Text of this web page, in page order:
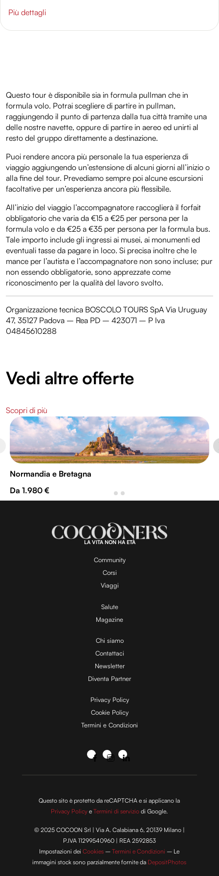
Più dettagli
Questo tour è disponibile sia in formula pullman che in
formula volo. Potrai scegliere di partire in pullman,
raggiungendo il punto di partenza dalla tua città tramite una
delle nostre navette, oppure di partire in aereo ed unirti al
resto del gruppo direttamente a destinazione.
Puoi rendere ancora più personale la tua esperienza di
viaggio aggiungendo un’estensione di alcuni giorni all’inizio o
alla fine del tour. Prevediamo sempre poi alcune escursioni
facoltative per un’esperienza ancora più flessibile.
All’inizio del viaggio l’accompagnatore raccoglierà il forfait
obbligatorio che varia da €15 a €25 per persona per la
formula volo e da €25 a €35 per persona per la formula bus.
Tale importo include gli ingressi ai musei, ai monumenti ed
eventuali tasse da pagare in loco. Si precisa inoltre che le
mance per l’autista e l’accompagnatore non sono incluse; pur
non essendo obbligatorie, sono apprezzate come
riconoscimento per la qualità del lavoro svolto.
Organizzazione tecnica BOSCOLO TOURS SpA Via Uruguay
47, 35127 Padova – Rea PD – 423071 – P Iva
04845610288
Vedi altre offerte
Scopri di più
Normandia e Bretagna
Da 1.980 €
LA VITA NON HA ETÀ
Community
Corsi
Viaggi
Salute
Magazine
Chi siamo
Contattaci
Newsletter
Diventa Partner
Privacy Policy
Cookie Policy
Termini e Condizioni
Questo sito è protetto da reCAPTCHA e si applicano la
Privacy Policy eTermini di servizio di Google.
© 2025 COCOON Srl | Via A. Calabiana 6, 20139 Milano |
P.IVA 11299540960 | REA 2592853
Impostazioni deiCookies –Termini e Condizioni – Le
immagini stock sono parzialmente fornite da DepositPhotos